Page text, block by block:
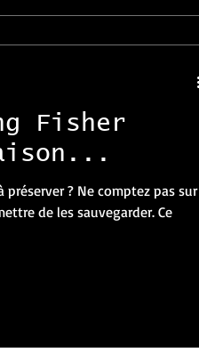
Fisher
préserver ? Ne comptez pas sur
de les sauvegarder. Ce